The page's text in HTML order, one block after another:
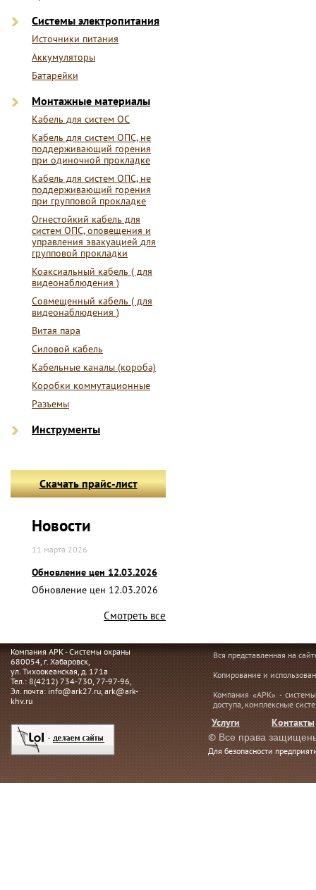
Системы электропитания
Источники питания
Аккумуляторы
Батарейки
Монтажные материалы
Кабель для систем ОС
Кабель для систем ОПС, не
поддерживающий горения
при одиночной прокладке
Кабель для систем ОПС, не
поддерживающий горения
при групповой прокладке
Огнестойкий кабель для
систем ОПС, оповещения и
управления эвакуацией для
групповой прокладки
Коаксиальный кабель ( для
видеонаблюдения )
Совмещенный кабель ( для
видеонаблюдения )
Витая пара
Силовой кабель
Кабельные каналы (короба)
Коробки коммутационные
Разъемы
Инструменты
Скачать прайс-лист
Новости
11 марта 2026
Обновление цен 12.03.2026
Обновление цен 12.03.2026
Смотреть все
Компания АРК - Системы охраны
680054, г. Хабаровск,
ул. Тихоокеанская, д. 171а
Тел.: 8(4212) 734-730, 77-97-96,
Эл. почта: info@ark27.ru, ark@ark-
khv.ru
Вся представленная на
Копирование и
Компания «АРК» -
доступа, комплексные
Услуги
Контакты
© Все права
Для безопасности